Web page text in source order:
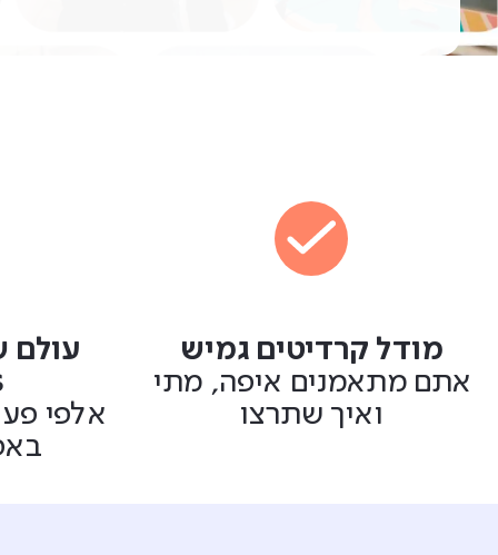
מודל קרדיטים גמיש
אתם מתאמנים איפה, מתי
ואיך שתרצו
עולם
אלפי